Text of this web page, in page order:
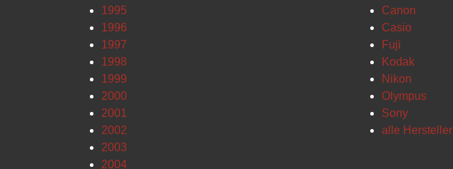
1995
1996
1997
1998
1999
2000
2001
2002
2003
2004
Canon
Casio
Fuji
Kodak
Nikon
Olympus
Sony
alle Hersteller